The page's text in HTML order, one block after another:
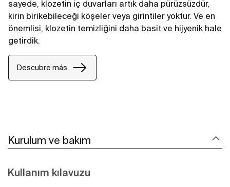
sayede, klozetin iç duvarları artık daha pürüzsüzdür,
kirin birikebileceği köşeler veya girintiler yoktur. Ve en
önemlisi, klozetin temizliğini daha basit ve hijyenik hale
getirdik.
Descubre más
Kurulum ve bakım
Kullanım kılavuzu